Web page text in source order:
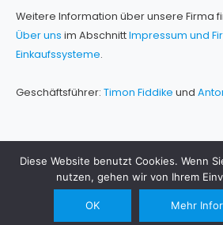
Weitere Information über unsere Firma
Über uns im AbschnittImpressum und
Einkaufssysteme.
Geschäftsführer: Timon Fiddike und
Impressum
Diese Website benutzt Cookies. Wenn
nutzen, gehen wir von Ihrem
OK Mehr